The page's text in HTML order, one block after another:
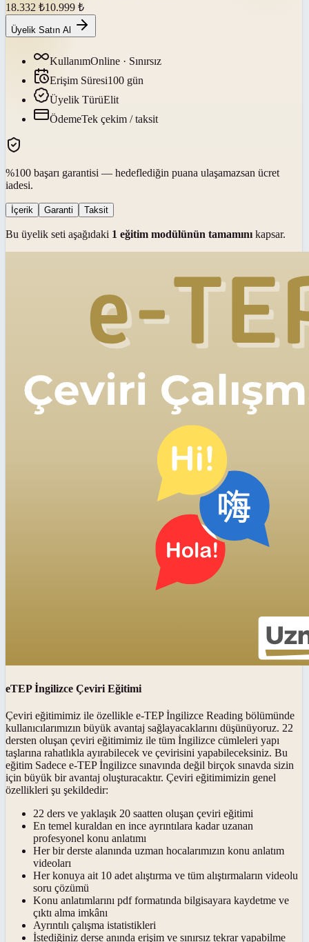
18.332 ₺10.999 ₺
Üyelik Satın Al
KullanımOnline · Sınırsız
Erişim Süresi100 gün
Üyelik TürüElit
ÖdemeTek çekim / taksit
%100 başarı garantisi — hedeflediğin puana ulaşamazsan ücret
iadesi.
İçerik Garanti Taksit
Bu üyelik seti aşağıdaki 1 eğitim modülünün tamamını kapsar.
eTEP İngilizce Çeviri Eğitimi
Çeviri eğitimimiz ile özellikle e-TEP İngilizce Reading bölümünde
kullanıcılarımızın büyük avantaj sağlayacaklarını düşünüyoruz. 22
dersten oluşan çeviri eğitimimiz ile tüm İngilizce cümleleri yapı
taşlarına rahatlıkla ayırabilecek ve çevirisini yapabileceksiniz. Bu
eğitim Sadece e-TEP İngilizce sınavında değil birçok sınavda sizin
için büyük bir avantaj oluşturacaktır. Çeviri eğitimimizin genel
özellikleri şu şekildedir:
22 ders ve yaklaşık 20 saatten oluşan çeviri eğitimi
En temel kuraldan en ince ayrıntılara kadar uzanan
profesyonel konu anlatımı
Her bir derste alanında uzman hocalarımızın konu anlatım
videoları
Her konuya ait 10 adet alıştırma ve tüm alıştırmaların videolu
soru çözümü
Konu anlatımlarını pdf formatında bilgisayara kaydetme ve
çıktı alma imkânı
Ayrıntılı çalışma istatistikleri
İstediğiniz derse anında erişim ve sınırsız tekrar yapabilme